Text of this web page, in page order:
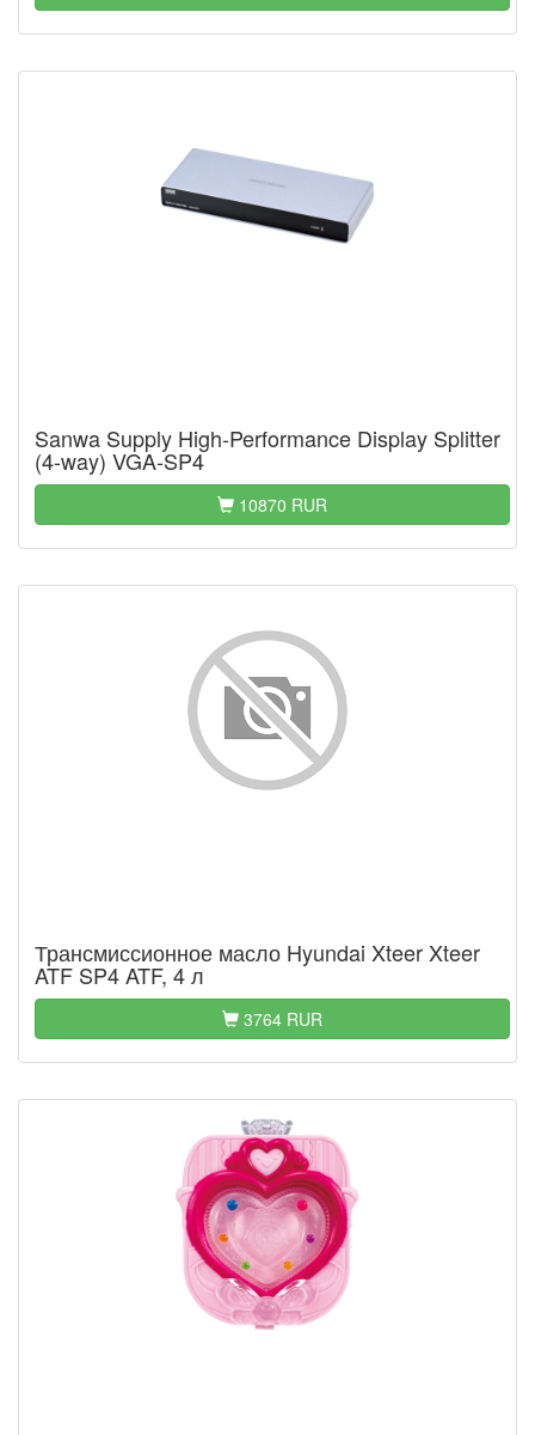
Sanwa Supply High-Performance Display Splitter
(4-way) VGA-SP4
10870 RUR
Трансмиссионное масло Hyundai Xteer Xteer
ATF SP4 ATF, 4 л
3764 RUR